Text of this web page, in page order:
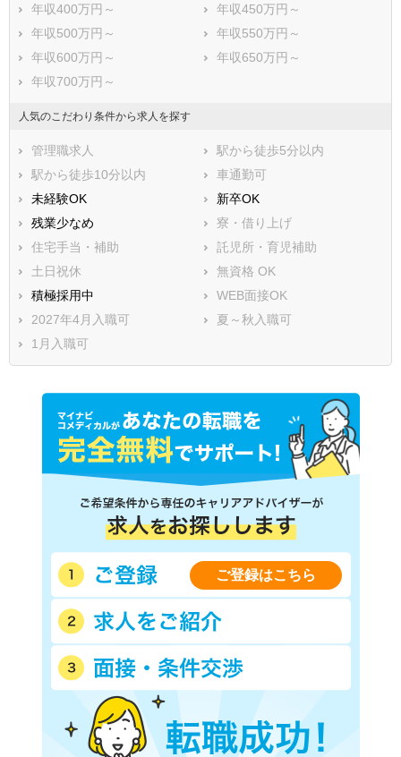
年収400万円～
年収450万円～
年収500万円～
年収550万円～
年収600万円～
年収650万円～
年収700万円～
人気のこだわり条件から求人を探す
管理職求人
駅から徒歩5分以内
駅から徒歩10分以内
車通勤可
未経験OK
新卒OK
残業少なめ
寮・借り上げ
住宅手当・補助
託児所・育児補助
土日祝休
無資格 OK
積極採用中
WEB面接OK
2027年4月入職可
夏～秋入職可
1月入職可
ご登録はこちら